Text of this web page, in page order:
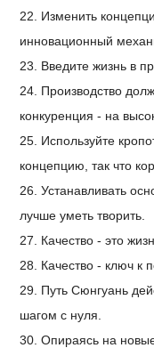
22. Изменить
инновационный
23. Введите жизнь в
24. Производство
конкуренция - на
25. Используйте
концепцию, так что
26. Устанавливать
лучше уметь творить.
27. Качество - это
28. Качество - ключ к
29. Путь Сюнгуань
шагом с нуля.
30. Опираясь на